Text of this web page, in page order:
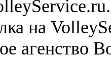
на
агенство